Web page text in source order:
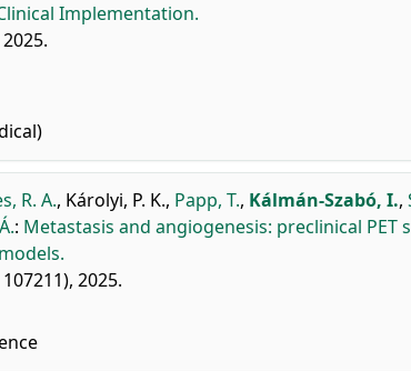
Implementation.
R. A., Károlyi, P. K., Papp, T., Kálmán-Szabó, I.,
: Metastasis and angiogenesis: preclinical PET
2025.